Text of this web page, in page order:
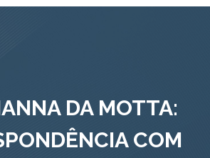
DA MOTTA:
COM